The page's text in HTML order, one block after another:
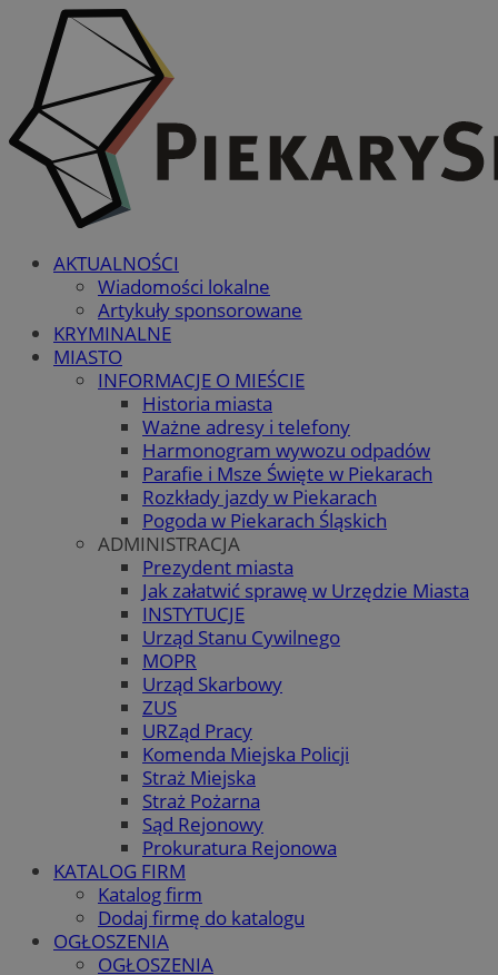
AKTUALNOŚCI
Wiadomości lokalne
Artykuły sponsorowane
KRYMINALNE
MIASTO
INFORMACJE O MIEŚCIE
Historia miasta
Ważne adresy i telefony
Harmonogram wywozu odpadów
Parafie i Msze Święte w Piekarach
Rozkłady jazdy w Piekarach
Pogoda w Piekarach Śląskich
ADMINISTRACJA
Prezydent miasta
Jak załatwić sprawę w Urzędzie Miasta
INSTYTUCJE
Urząd Stanu Cywilnego
MOPR
Urząd Skarbowy
ZUS
URZąd Pracy
Komenda Miejska Policji
Straż Miejska
Straż Pożarna
Sąd Rejonowy
Prokuratura Rejonowa
KATALOG FIRM
Katalog firm
Dodaj firmę do katalogu
OGŁOSZENIA
OGŁOSZENIA